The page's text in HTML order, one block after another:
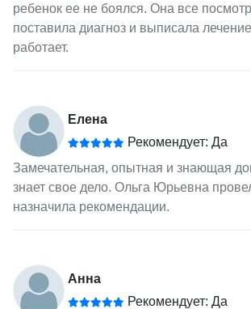
ребенок ее не боялся. Она все
поставила диагноз и выписала
работает.
Елена
Рекомендует: Да
Замечательная, опытная и знающая
знает свое дело. Ольга Юрьевна
назначила рекомендации.
Анна
Рекомендует: Да